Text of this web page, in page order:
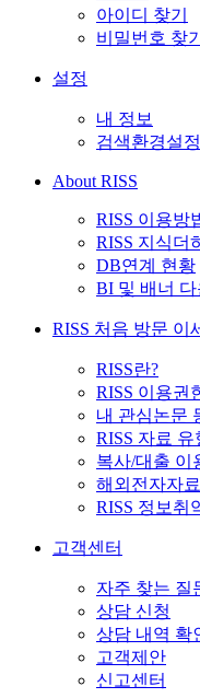
아이디 찾기
비밀번호 찾기
설정
내 정보
검색환경설정
About RISS
RISS 이용방
RISS 지식더
DB연계 현황
BI 및 배너 다
RISS 처음 방문 이
RISS란?
RISS 이용권
내 관심논문
RISS 자료
복사/대출 이
해외전자자
RISS 정보취
고객센터
자주 찾는 질
상담 신청
상담 내역 확
고객제안
신고센터